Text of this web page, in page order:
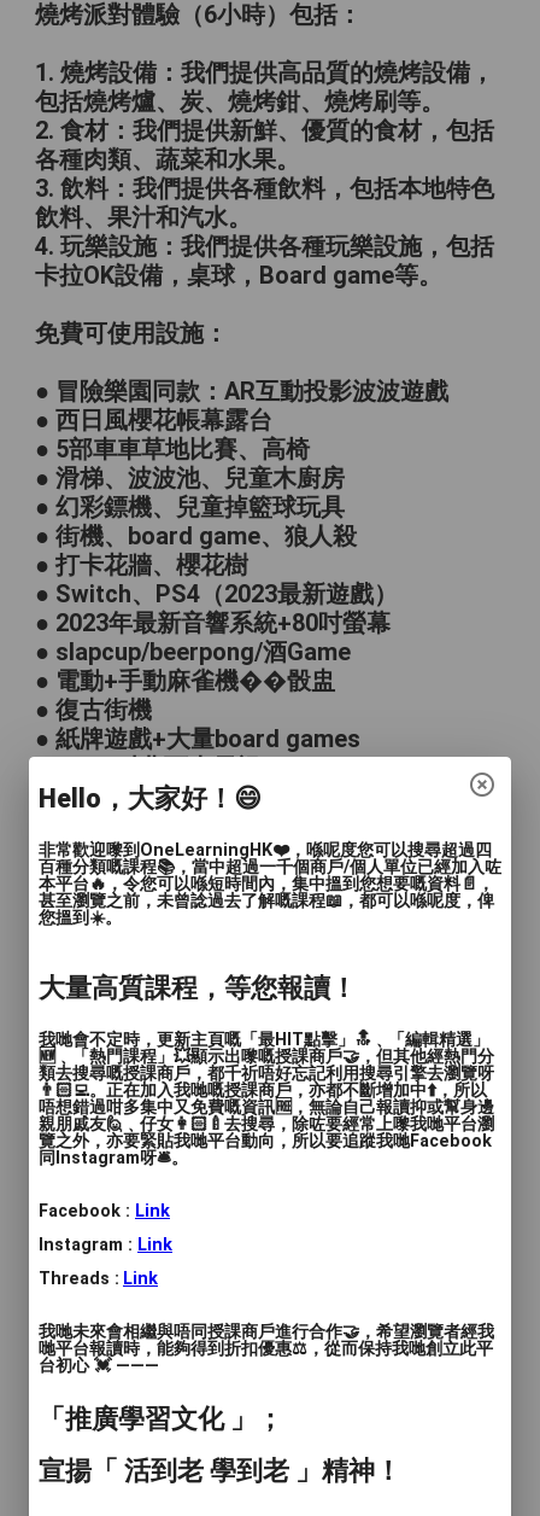
燒烤派對體驗（6小時）包括：
1. 燒烤設備：我們提供高品質的燒烤設備，
包括燒烤爐、炭、燒烤鉗、燒烤刷等。
2. 食材：我們提供新鮮、優質的食材，包括
各種肉類、蔬菜和水果。
3. 飲料：我們提供各種飲料，包括本地特色
飲料、果汁和汽水。
4. 玩樂設施：我們提供各種玩樂設施，包括
卡拉OK設備，桌球，Board game等。
免費可使用設施：
● 冒險樂園同款：AR互動投影波波遊戲
● 西日風櫻花帳幕露台
● 5部車車草地比賽、高椅
● 滑梯、波波池、兒童木廚房
● 幻彩鏢機、兒童掉籃球玩具
● 街機、board game、狼人殺
● 打卡花牆、櫻花樹
● Switch、PS4（2023最新遊戲）
● 2023年最新音響系統+80吋螢幕
● slapcup/beerpong/酒Game
● 電動+手動麻雀機��骰盅
● 復古街機
● 紙牌遊戲+大量board games
● 自助水吧
● 獨立洗手間
收費設施： 沒有
$478/位
附加服務項目及收費：
加鐘$58/小時/位；+$58/位升級至肉肉海鮮
狂熱套餐；3-8歲半價；寵物$80/隻（連小
食）
地址：荔枝角長沙灣道912-914號時信中心
3樓
預訂後客人需要留意的事項：
場地一經預訂，不能收取少於預訂時場地總
額 因個人理由遲到/不能出席，將不能補時
間/取消/改期
產品條款：
為保障大家能夠愉快地使用場地，請於使用
場地前閱讀場地使用規則:
Hello，大家好！😄
非常歡迎嚟到OneLearningHK❤️，喺呢度您可以搜尋超過四
百種分類嘅課程📚，當中超過一千個商戶/個人單位已經加入咗
本平台🔥，令您可以喺短時間內，集中搵到您想要嘅資料📄，
甚至瀏覽之前，未曾諗過去了解嘅課程📖，都可以喺呢度，俾
您搵到☀️。
大量高質課程，等您報讀！
我哋會不定時，更新主頁嘅「最HIT點擊」🔝﹑「編輯精選」
🆕﹑「熱門課程」💥顯示出嚟嘅授課商戶🤝，但其他經熱門分
類去搜尋嘅授課商戶，都千祈唔好忘記利用搜尋引擎去瀏覽呀
👨🏻‍💻。正在加入我哋嘅授課商戶，亦都不斷增加中⬆️，所以
唔想錯過咁多集中又免費嘅資訊🆓，無論自己報讀抑或幫身邊
親朋戚友🙋﹑仔女👩🏻‍🍼去搜尋，除咗要經常上嚟我哋平台瀏
覽之外，亦要緊貼我哋平台動向，所以要追蹤我哋Facebook
同Instagram呀🛎️。
Facebook : Link
Instagram : Link
Threads : Link
我哋未來會相繼與唔同授課商戶進行合作🤝，希望瀏覽者經我
哋平台報讀時，能夠得到折扣優惠⚖️，從而保持我哋創立此平
台初心 💓 ———
「推廣學習文化 」；
宣揚「 活到老 學到老 」精神！